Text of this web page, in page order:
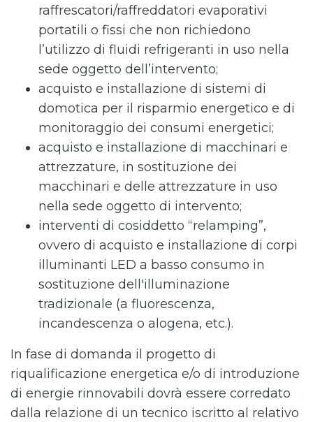
raffrescatori/raffreddatori evaporativi
portatili o fissi che non richiedono
l’utilizzo di fluidi refrigeranti in uso nella
sede oggetto dell’intervento;
acquisto e installazione di sistemi di
domotica per il risparmio energetico e di
monitoraggio dei consumi energetici;
acquisto e installazione di macchinari e
attrezzature, in sostituzione dei
macchinari e delle attrezzature in uso
nella sede oggetto di intervento;
interventi di cosiddetto “relamping”,
ovvero di acquisto e installazione di corpi
illuminanti LED a basso consumo in
sostituzione dell'illuminazione
tradizionale (a fluorescenza,
incandescenza o alogena, etc.).
In fase di domanda il progetto di
riqualificazione energetica e/o di introduzione
di energie rinnovabili dovrà essere corredato
dalla relazione di un tecnico iscritto al relativo